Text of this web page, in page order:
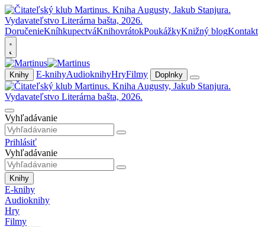
DoručenieKníhkupectváKnihovrátokPoukážkyKnižný blogKontakt
Knihy E-knihyAudioknihyHryFilmy Doplnky
Vyhľadávanie
Prihlásiť
Vyhľadávanie
Knihy
E-knihy
Audioknihy
Hry
Filmy